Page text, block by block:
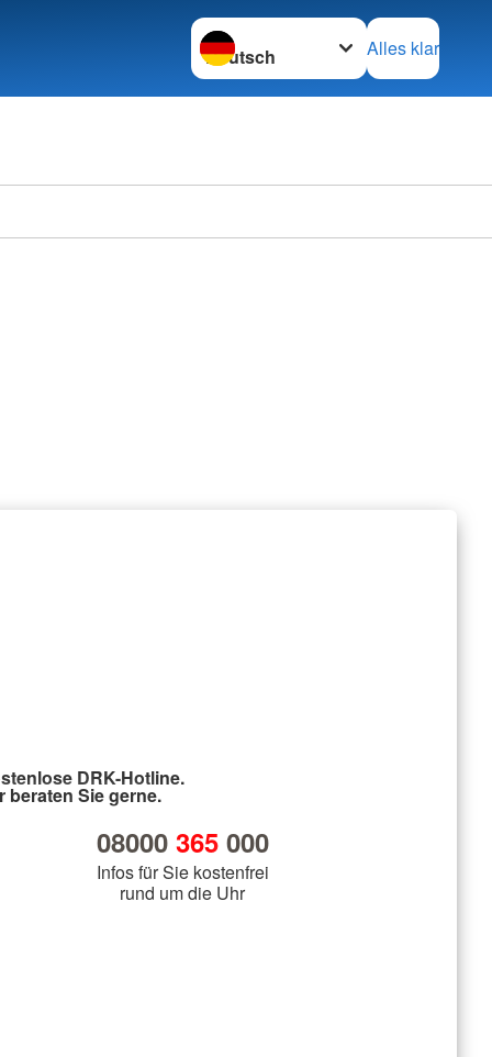
Sprache wechseln zu
Alles klar
DRK-Hotline.
beraten Sie gerne.
08000 365000
Infos für Sie kostenfrei
rund um die Uhr